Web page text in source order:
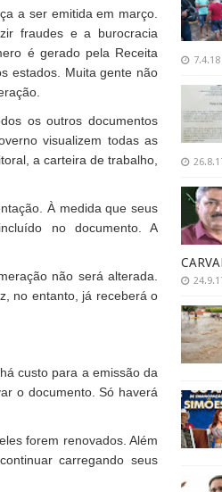
a ser emitida em março.
fraudes e a burocracia
é gerado pela Receita
estados. Muita gente não
os outros documentos
visualizem todas as
a carteira de trabalho,
À medida que seus
no documento. A
não será alterada.
no entanto, já receberá o
custo para a emissão da
o documento. Só haverá
forem renovados. Além
carregando seus
7.4.18